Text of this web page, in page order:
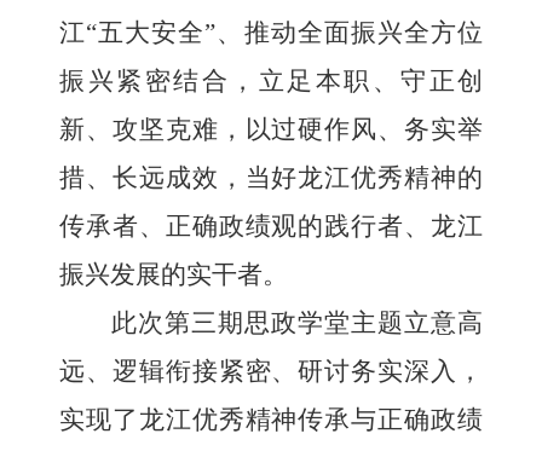
江“五大安全”、推动全面振兴全方位
振兴紧密结合，立足本职、守正创
新、攻坚克难，以过硬作风、务实举
措、长远成效，当好龙江优秀精神的
传承者、正确政绩观的践行者、龙江
振兴发展的实干者。
此次第三期思政学堂主题立意高
远、逻辑衔接紧密、研讨务实深入，
实现了 龙江优秀精神传承与正确政绩